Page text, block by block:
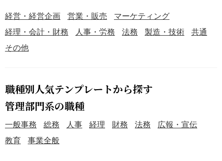
経営・経営企画 営業・販売
マーケティング
経理・会計・財務
人事・労務 法務 製造・技術
共通
その他
職種別人気テンプレートから探す
管理部門系の職種
一般事務 総務 人事 経理 財務 法務
広報・宣伝
教育
事業全般